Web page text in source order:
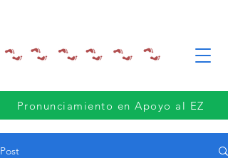
Pronunciamiento en Apoyo al EZ
Post